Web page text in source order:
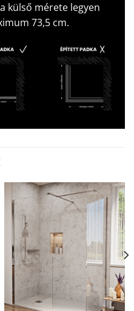
külső mérete legyen
73,5 cm.